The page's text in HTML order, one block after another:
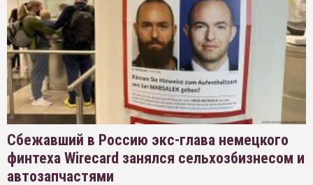
Сбежавший в Россию экс-глава немецкого
финтеха Wirecard занялся сельхозбизнесом и
автозапчастями